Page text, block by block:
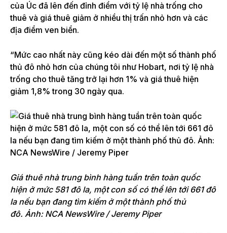
của Úc đã lên đến đỉnh điểm với tỷ lệ nhà trống cho
thuê và giá thuê giảm ở nhiều thị trấn nhỏ hơn và các
địa điểm ven biển.
“Mức cao nhất này cũng kéo dài đến một số thành phố
thủ đô nhỏ hơn của chúng tôi như Hobart, nơi tỷ lệ nhà
trống cho thuê tăng trở lại hơn 1% và giá thuê hiện
giảm 1,8% trong 30 ngày qua.
Giá thuê nhà trung bình hàng tuần trên toàn quốc
hiện ở mức 581 đô la, một con số có thể lên tới 661 đô
la nếu bạn đang tìm kiếm ở một thành phố thủ
đô. Ảnh: NCA NewsWire / Jeremy Piper